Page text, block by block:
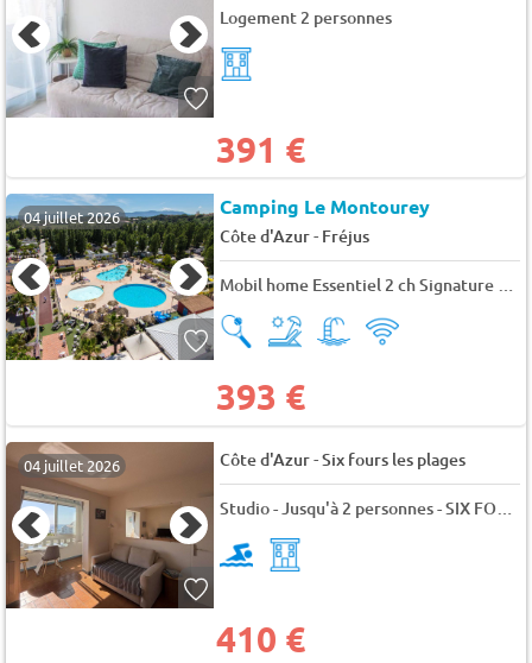
Logement 2 personnes
391 €
04 juillet 2026 Camping Le Montourey
Côte d'Azur- Fréjus
Mobil home Essentiel 2 ch Signature avec clim 6 pers.
393 €
04 juillet 2026 Côte d'Azur-Six fours les plages
Studio - Jusqu'à 2 personnes - SIX FOURS LES PLAGES - L'armorial
410 €